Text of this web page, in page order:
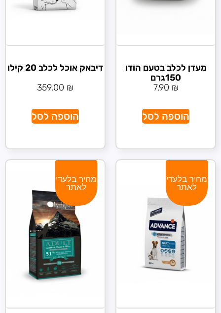
מעדן לכלב בטעם הודו
150גרם
7.90 ₪
הוספה לסל
דיבאק אוכל לכלב 20 קילו
359.00 ₪
הוספה לסל
מחיר בלעדי
לאתר
מחיר בלעדי
לאתר